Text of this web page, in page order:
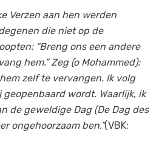
Verzen aan hen werden
die niet op de
“Breng ons een andere
hem.” Zeg (o Mohammed):
zelf te vervangen. Ik volg
wordt. Waarlijk, ik
de geweldige Dag (De Dag des
ongehoorzaam ben.”(VBK: